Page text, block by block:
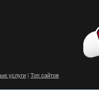
услуги | Топ сайтов